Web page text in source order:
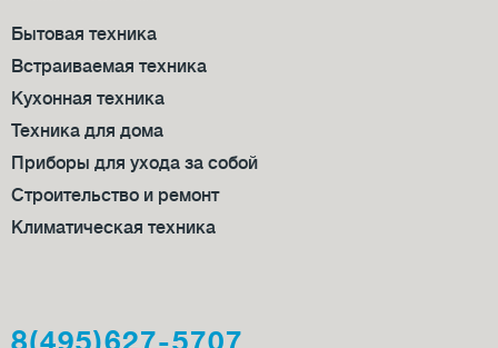
Бытовая техника
Встраиваемая техника
Кухонная техника
Техника для дома
Приборы для ухода за собой
Строительство и ремонт
Климатическая техника